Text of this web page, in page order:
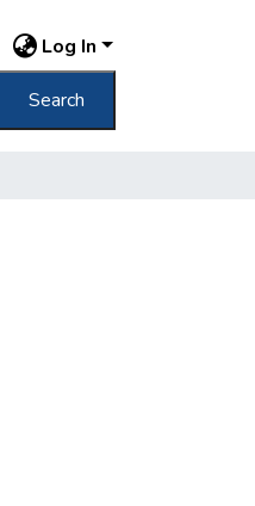
Log In
Search